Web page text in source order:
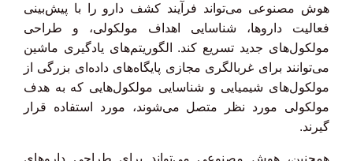
هوش مصنوعی می‌تواند فرآیند کشف دارو را با پیش‌بینی
فعالیت داروها، شناسایی اهداف مولکولی، و طراحی
مولکول‌های جدید تسریع کند. الگوریتم‌های یادگیری ماشین
می‌توانند برای غربالگری مجازی پایگاه‌های داده‌ای بزرگی از
مولکول‌های شیمیایی و شناسایی مولکول‌هایی که به هدف
مولکولی مورد نظر متصل می‌شوند، مورد استفاده قرار
گیرند.
همچنین، هوش مصنوعی می‌تواند برای طراحی داروهای